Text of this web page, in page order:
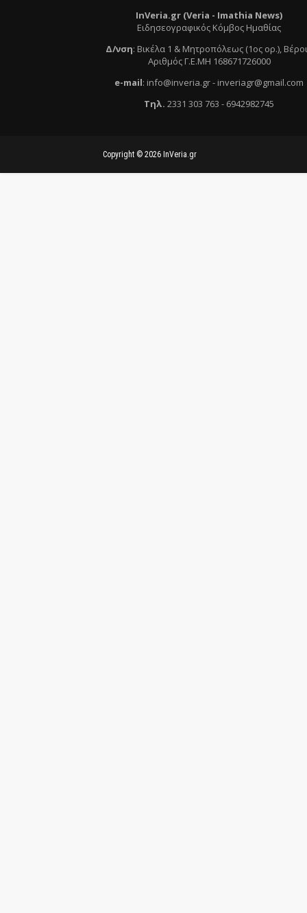
InVeria.gr (Veria - Ιmathia News)
Ειδησεογραφικός Κόμβος Ημαθίας
Δ/νση: Βικέλα 1 & Μητροπόλεως (1ος ορ.),
Αριθμός Γ.Ε.ΜΗ 168671726000
e-mail: info@inveria.gr- inveriagr@gmail.com
Τηλ. 2331 303 763 - 6942982745
Copyright © 2026 InVeria.gr